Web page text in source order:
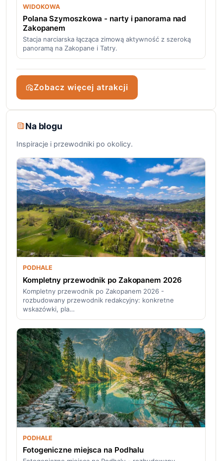
WIDOKOWA
Polana Szymoszkowa - narty i panorama nad
Zakopanem
Stacja narciarska łącząca zimową aktywność z szeroką
panoramą na Zakopane i Tatry.
Zobacz więcej atrakcji
Na blogu
Inspiracje i przewodniki po okolicy.
PODHALE
Kompletny przewodnik po Zakopanem 2026
Kompletny przewodnik po Zakopanem 2026 -
rozbudowany przewodnik redakcyjny: konkretne
wskazówki, pla…
PODHALE
Fotogeniczne miejsca na Podhalu